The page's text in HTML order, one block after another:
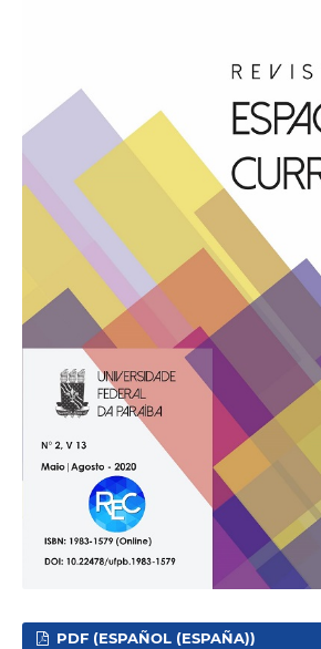
PDF (ESPAÑOL (ESPAÑA))